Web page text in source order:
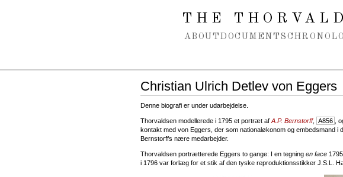
THE
ABOUT DOCUMENTS
Christian Ulrich Detlev von Eggers
Denne biografi er under udarbejdelse.
Thorvaldsen modellerede i 1795 et portræt af A.P. Bernstorff, A856
,
kontakt med von Eggers, der som nationaløkonom og embedsmand i
Bernstorffs nære medarbejder.
Thorvaldsen portrætterede Eggers to gange: I en tegning en face
i 1796 var forlæg for et stik af den tyske reproduktionsstikker J.S.L.